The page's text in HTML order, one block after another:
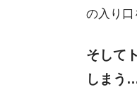
の入り口
そして
しまう…